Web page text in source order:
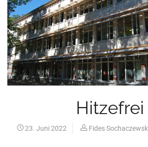
Hitzefrei
23. Juni 2022 Fides